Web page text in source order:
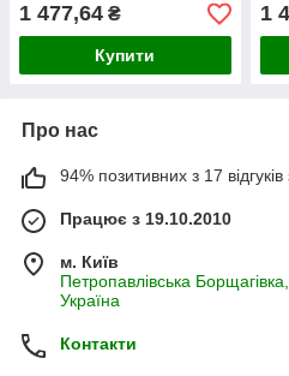
1 477,64 ₴
Купити
1
Про нас
94% позитивних з 17 відгуків
Працює з 19.10.2010
м. Київ
Петропавлівська
Україна
Контакти